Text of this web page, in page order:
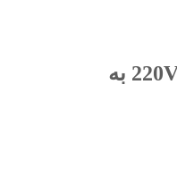
ترانس تک فاز 220V-550V به